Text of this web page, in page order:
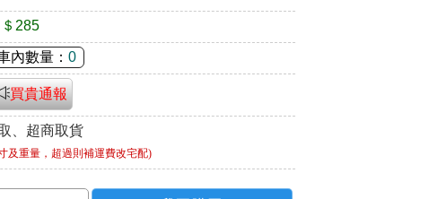
＄285
內數量：0
買貴通報
、超商取貨
及重量，超過則補運費改宅配)